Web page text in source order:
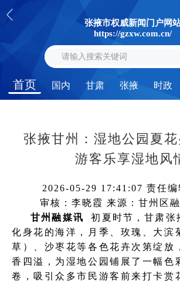
张掖市权威新闻门户网
https://gzxw.com.cn/
首页 国内 甘肃 张掖 时政
张掖甘州：湿地公园夏
游客乐享湿地风
2026-05-29 17:41:07 责任编
审核：李晓霞 来源：甘州区
甘州融媒讯初夏时节，甘肃张
化身花的海洋，月季、玫瑰、大滨
草）、沙枣花等各色花卉次第绽放
香四溢，为湿地公园铺展了一幅色
卷，吸引众多市民游客前来打卡赏